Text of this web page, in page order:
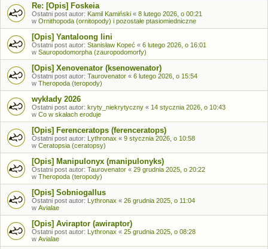
Re: [Opis] Foskeia
Ostatni post autor: Kamil Kamiński « 8 lutego 2026, o 00:21
w Ornithopoda (ornitopody) i pozostałe ptasiomiedniczne
[Opis] Yantaloong lini
Ostatni post autor: Stanisław Kopeć « 6 lutego 2026, o 16:01
w Sauropodomorpha (zauropodomorfy)
[Opis] Xenovenator (ksenowenator)
Ostatni post autor: Taurovenator « 6 lutego 2026, o 15:54
w Theropoda (teropody)
wykłady 2026
Ostatni post autor: kryty_niekrytyczny « 14 stycznia 2026, o 10:43
w Co w skałach eroduje
[Opis] Ferenceratops (ferenceratops)
Ostatni post autor: Lythronax « 9 stycznia 2026, o 10:58
w Ceratopsia (ceratopsy)
[Opis] Manipulonyx (manipulonyks)
Ostatni post autor: Taurovenator « 29 grudnia 2025, o 20:22
w Theropoda (teropody)
[Opis] Sobniogallus
Ostatni post autor: Lythronax « 26 grudnia 2025, o 11:04
w Avialae
[Opis] Aviraptor (awiraptor)
Ostatni post autor: Lythronax « 25 grudnia 2025, o 08:28
w Avialae